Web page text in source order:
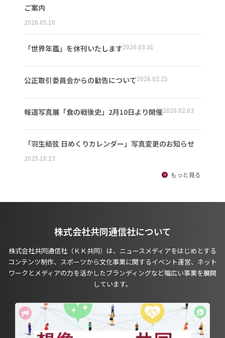
ご案内
2026.05.10
「世界年鑑」を休刊いたします2026.03.31
公正取引委員会からの勧告について2026.02.25
報道写真展「食の戦後史」2月10日より開催2026.02.03
「羽生結弦 日めくりカレンダー」写真変更のお知らせ
2025.10.23
もっと見る
株式会社共同通信社について
株式会社共同通信社（ＫＫ共同）は、ニュースメディアをはじめとする
コンテンツ制作、スポーツから文化事業に関するイベント運営、ネット
ワークとメディアの力を活かしたブランディングなど幅広い事業を展開
しています。